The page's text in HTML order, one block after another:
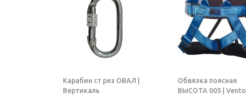
Карабин ст рез ОВАЛ |
Вертикаль
Обвязка поясная
ВЫСОТА 005 | Vento